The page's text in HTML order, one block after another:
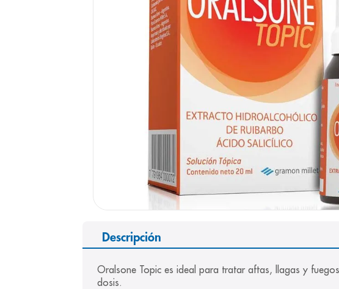
Descripción
Oralsone Topic es ideal para tratar aftas, llagas y
dosis.
9. panolini
10 prueba embarazo